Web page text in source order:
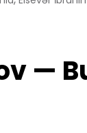
—